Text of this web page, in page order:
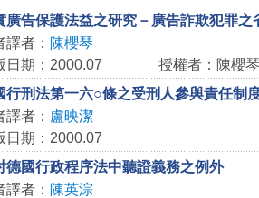
廣告保護法益之研究－廣告詐欺犯罪之
譯者： 陳櫻琴
日期：2000.07
授權者：陳櫻琴
行刑法第一六○條之受刑人參與責任制
譯者： 盧映潔
日期：2000.07
德國行政程序法中聽證義務之例外
譯者： 陳英淙